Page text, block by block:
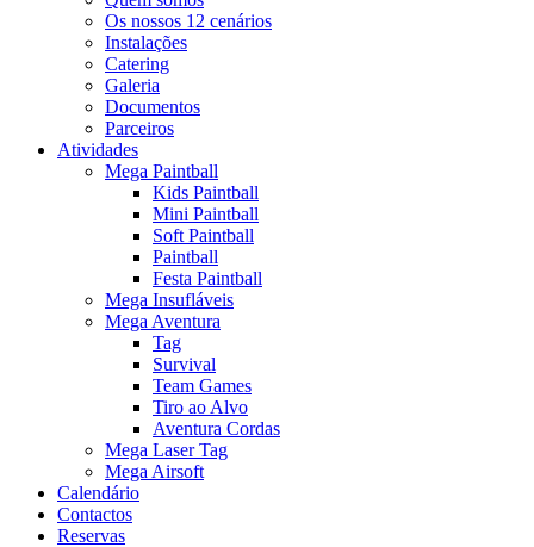
Os nossos 12 cenários
Instalações
Catering
Galeria
Documentos
Parceiros
Atividades
Mega Paintball
Kids Paintball
Mini Paintball
Soft Paintball
Paintball
Festa Paintball
Mega Insufláveis
Mega Aventura
Tag
Survival
Team Games
Tiro ao Alvo
Aventura Cordas
Mega Laser Tag
Mega Airsoft
Calendário
Contactos
Reservas